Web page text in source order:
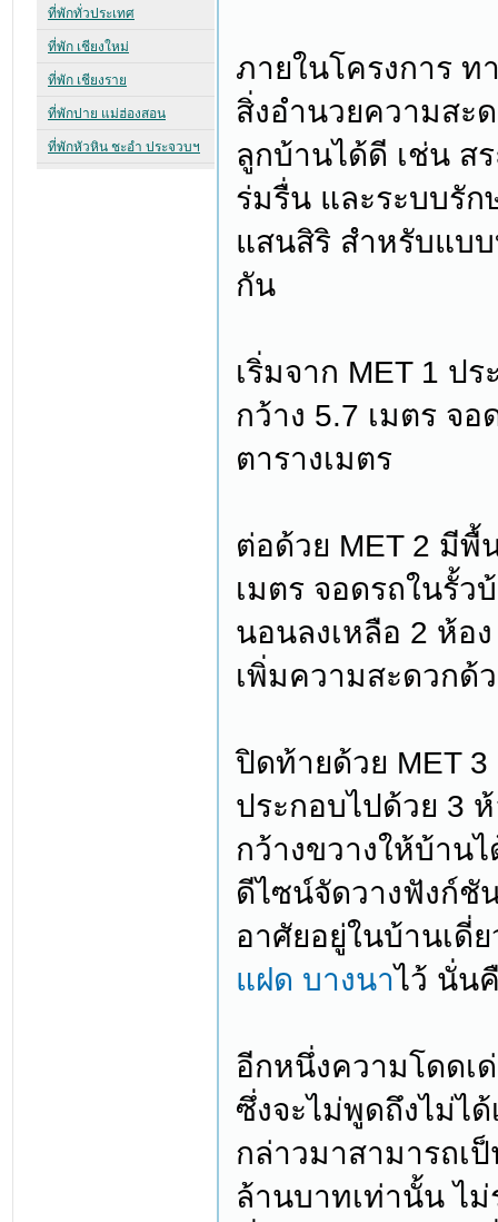
ภายในโครงการ
สิ่งอำนวยความสะ
ลูกบ้านได้ดี เช่น ส
ร่มรื่น และระบบรั
แสนสิริ สำหรับแบ
กัน
เริ่มจาก MET 1 ป
กว้าง 5.7 เมตร จ
ตารางเมตร
ต่อด้วย MET 2 มีพื้
เมตร จอดรถในรั้
นอนลงเหลือ 2 ห้อ
เพิ่มความสะดวกด้
ปิดท้ายด้วย MET
ประกอบไปด้วย 3
กว้างขวางให้บ้าน
ดีไซน์จัดวางฟังก์ชั
อาศัยอยู่ในบ้านเดี่
แฝด บางนาไว้ นั่น
อีกหนึ่งความโดดเ
ซึ่งจะไม่พูดถึงไม่
กล่าวมาสามารถเ
ล้านบาทเท่านั้น ไ